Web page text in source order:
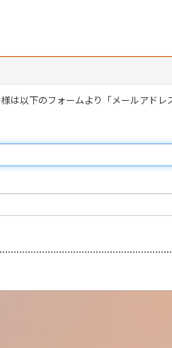
は以下のフォームより「メールアド